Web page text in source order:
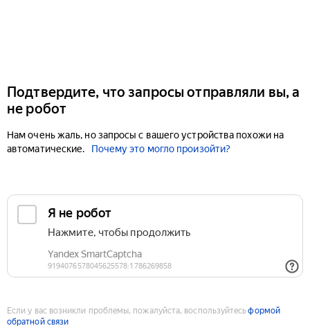
Подтвердите, что запросы отправляли вы, а
не робот
Нам очень жаль, но запросы с вашего устройства похожи на
автоматические.
Почему это могло произойти?
Если у вас возникли проблемы, пожалуйста, воспользуйтесьформой
обратной связи